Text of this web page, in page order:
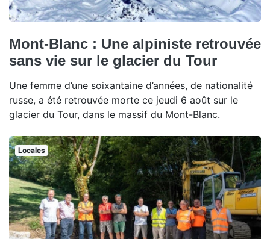
Mont-Blanc : Une alpiniste retrouvée
sans vie sur le glacier du Tour
Une femme d’une soixantaine d’années, de nationalité
russe, a été retrouvée morte ce jeudi 6 août sur le
glacier du Tour, dans le massif du Mont-Blanc.
Locales